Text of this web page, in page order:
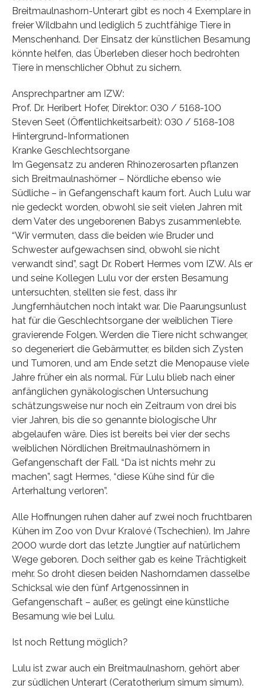
Breitmaulnashorn-Unterart gibt es noch 4 Exemplare in
freier Wildbahn und lediglich 5 zuchtfähige Tiere in
Menschenhand. Der Einsatz der künstlichen Besamung
könnte helfen, das Überleben dieser hoch bedrohten
Tiere in menschlicher Obhut zu sichern.
Ansprechpartner am IZW:
Prof. Dr. Heribert Hofer, Direktor: 030 / 5168-100
Steven Seet (Öffentlichkeitsarbeit): 030 / 5168-108
Hintergrund-Informationen
Kranke Geschlechtsorgane
Im Gegensatz zu anderen Rhinozerosarten pflanzen
sich Breitmaulnashörner – Nördliche ebenso wie
Südliche – in Gefangenschaft kaum fort. Auch Lulu war
nie gedeckt worden, obwohl sie seit vielen Jahren mit
dem Vater des ungeborenen Babys zusammenlebte.
“Wir vermuten, dass die beiden wie Bruder und
Schwester aufgewachsen sind, obwohl sie nicht
verwandt sind”, sagt Dr. Robert Hermes vom IZW. Als er
und seine Kollegen Lulu vor der ersten Besamung
untersuchten, stellten sie fest, dass ihr
Jungfernhäutchen noch intakt war. Die Paarungsunlust
hat für die Geschlechtsorgane der weiblichen Tiere
gravierende Folgen. Werden die Tiere nicht schwanger,
so degeneriert die Gebärmutter, es bilden sich Zysten
und Tumoren, und am Ende setzt die Menopause viele
Jahre früher ein als normal. Für Lulu blieb nach einer
anfänglichen gynäkologischen Untersuchung
schätzungsweise nur noch ein Zeitraum von drei bis
vier Jahren, bis die so genannte biologische Uhr
abgelaufen wäre. Dies ist bereits bei vier der sechs
weiblichen Nördlichen Breitmaulnashörnern in
Gefangenschaft der Fall. “Da ist nichts mehr zu
machen”, sagt Hermes, “diese Kühe sind für die
Arterhaltung verloren”.
Alle Hoffnungen ruhen daher auf zwei noch fruchtbaren
Kühen im Zoo von Dvur Kralové (Tschechien). Im Jahre
2000 wurde dort das letzte Jungtier auf natürlichem
Wege geboren. Doch seither gab es keine Trächtigkeit
mehr. So droht diesen beiden Nashorndamen dasselbe
Schicksal wie den fünf Artgenossinnen in
Gefangenschaft – außer, es gelingt eine künstliche
Besamung wie bei Lulu.
Ist noch Rettung möglich?
Lulu ist zwar auch ein Breitmaulnashorn, gehört aber
zur südlichen Unterart (Ceratotherium simum simum).